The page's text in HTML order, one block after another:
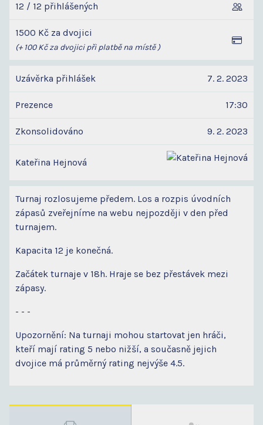
12 / 12 přihlášených
1500 Kč za dvojici
(+ 100 Kč za dvojici při platbě na místě )
Uzávěrka přihlášek 7. 2. 2023
Prezence 17:30
Zkonsolidováno 9. 2. 2023
Kateřina Hejnová
Turnaj rozlosujeme předem. Los a rozpis úvodních
zápasů zveřejníme na webu nejpozději v den před
turnajem.
Kapacita 12 je konečná.
Začátek turnaje v 18h. Hraje se bez přestávek mezi
zápasy.
- - -
Upozornění: Na turnaji mohou startovat jen hráči,
kteří mají rating 5 nebo nižší, a současně jejich
dvojice má průměrný rating nejvýše 4.5.